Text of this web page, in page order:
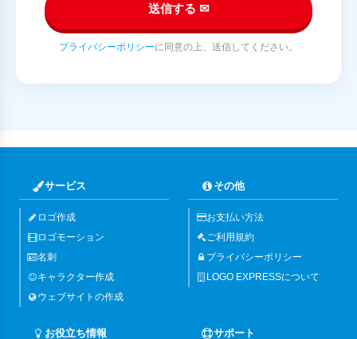
送信する ✉
プライバシーポリシーに同意の上、送信してください。
サービス
ロゴ作成
ロゴモーション
名刺
キャラクター作成
ウェブサイトの作成
その他
お支払い方法
ご利用規約
プライバシーポリシー
LOGO EXPRESSについて
お役立ち情報 サポート